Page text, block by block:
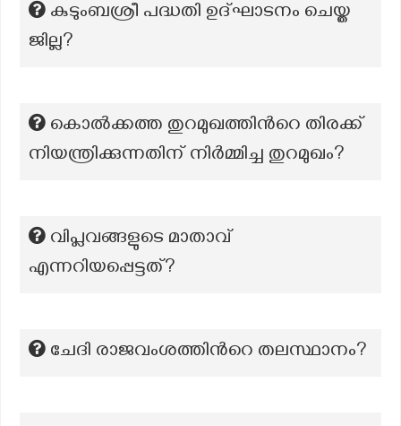
കുടുംബശ്രീ പദ്ധതി ഉദ്ഘാടനം ചെയ്ത
ജില്ല?
കൊൽക്കത്ത തുറമുഖത്തിന്‍റെ തിരക്ക്
നിയന്ത്രിക്കുന്നതിന് നിർമ്മിച്ച തുറമുഖം?
വിപ്ലവങ്ങളുടെ മാതാവ്
എന്നറിയപ്പെട്ടത്?
ചേദി രാജവംശത്തിന്‍റെ തലസ്ഥാനം?